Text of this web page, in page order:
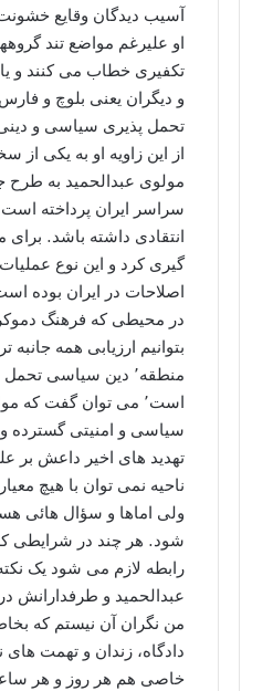
آسیب دیدگان وقایع
او علیرغم مواضع تند
تکفیری خطاب می کنند و
و دیگران یعنی بلوچ و
تحمل پذیری سیاسی و
از این زاویه او به یکی از
مولوی عبدالحمید به طرح
سراسر ایران پرداخته
گیری کرد و این نوع
اصلاحات در ایران بوده
در محیطی که فرهنگ
بتوانیم ارزیابی همه
منطقه٬ دین سیاسی
است٬ می توان گفت
سیاسی و امنیتی گسترده و
تهدید های اخیر داعش بر
ناحیه نمی توان با هیچ
ولی اماها و سؤال هائی
شود. هر چند در شرایطی
رابطه لازم می شود یک
عبدالحمید و طرفدارانش
من نگران آن نیستم که
دادگاه، زندان و تهمت های
خاصی هم هر روز و هر